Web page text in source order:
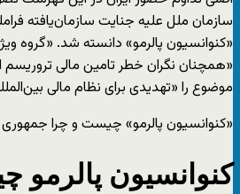
سازمان ملل علیه جنایت سازمان‌یافته
«کنوانسیون پالرمو» دانسته شد. «گروه
«همچنان نگران خطر تامین مالی
موضوع را «تهدیدی برای نظام مالی
«کنوانسیون پالرمو» چیست و چرا
کنوانسیون پالرمو